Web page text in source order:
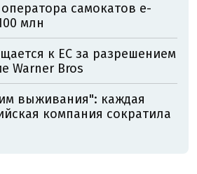
самокатов e-
млн
к ЕС за разрешением
Warner Bros
выживания": каждая
компания сократила